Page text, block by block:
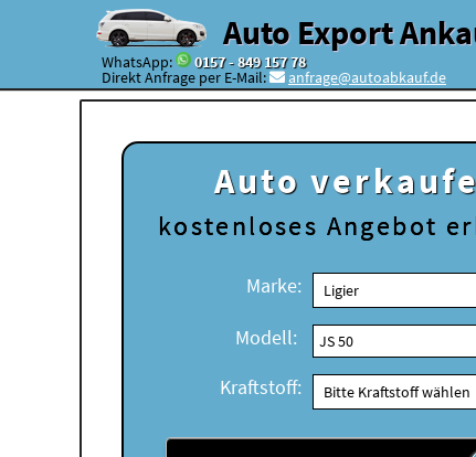
Auto Export
WhatsApp: 0157 - 849 157 78
Direkt Anfrage per E-Mail: anfrage@autoabkauf.de
Auto
kostenloses Angebot
Marke:
Modell:
Kraftstoff: